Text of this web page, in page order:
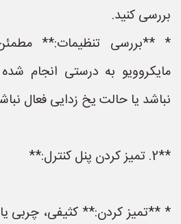
بررسی کنید.
* **بررسی تنظیمات:**
مایکروویو به درستی انجام شده
نباشد یا حالت یخ زدایی فعال نباشد.
**2. تمیز کردن پنل کنترل:**
* **تمیز کردن:** کثیفی، چربی